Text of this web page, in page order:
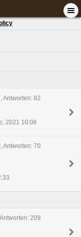
Antworten: 82
2021 10:08
Antworten: 70
209